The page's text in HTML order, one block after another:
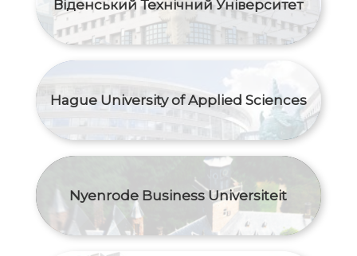
Віденський Технічний Університет
Hague University of Applied Sciences
Nyenrode Business Universiteit